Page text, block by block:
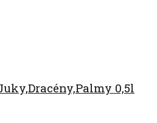
0,5l